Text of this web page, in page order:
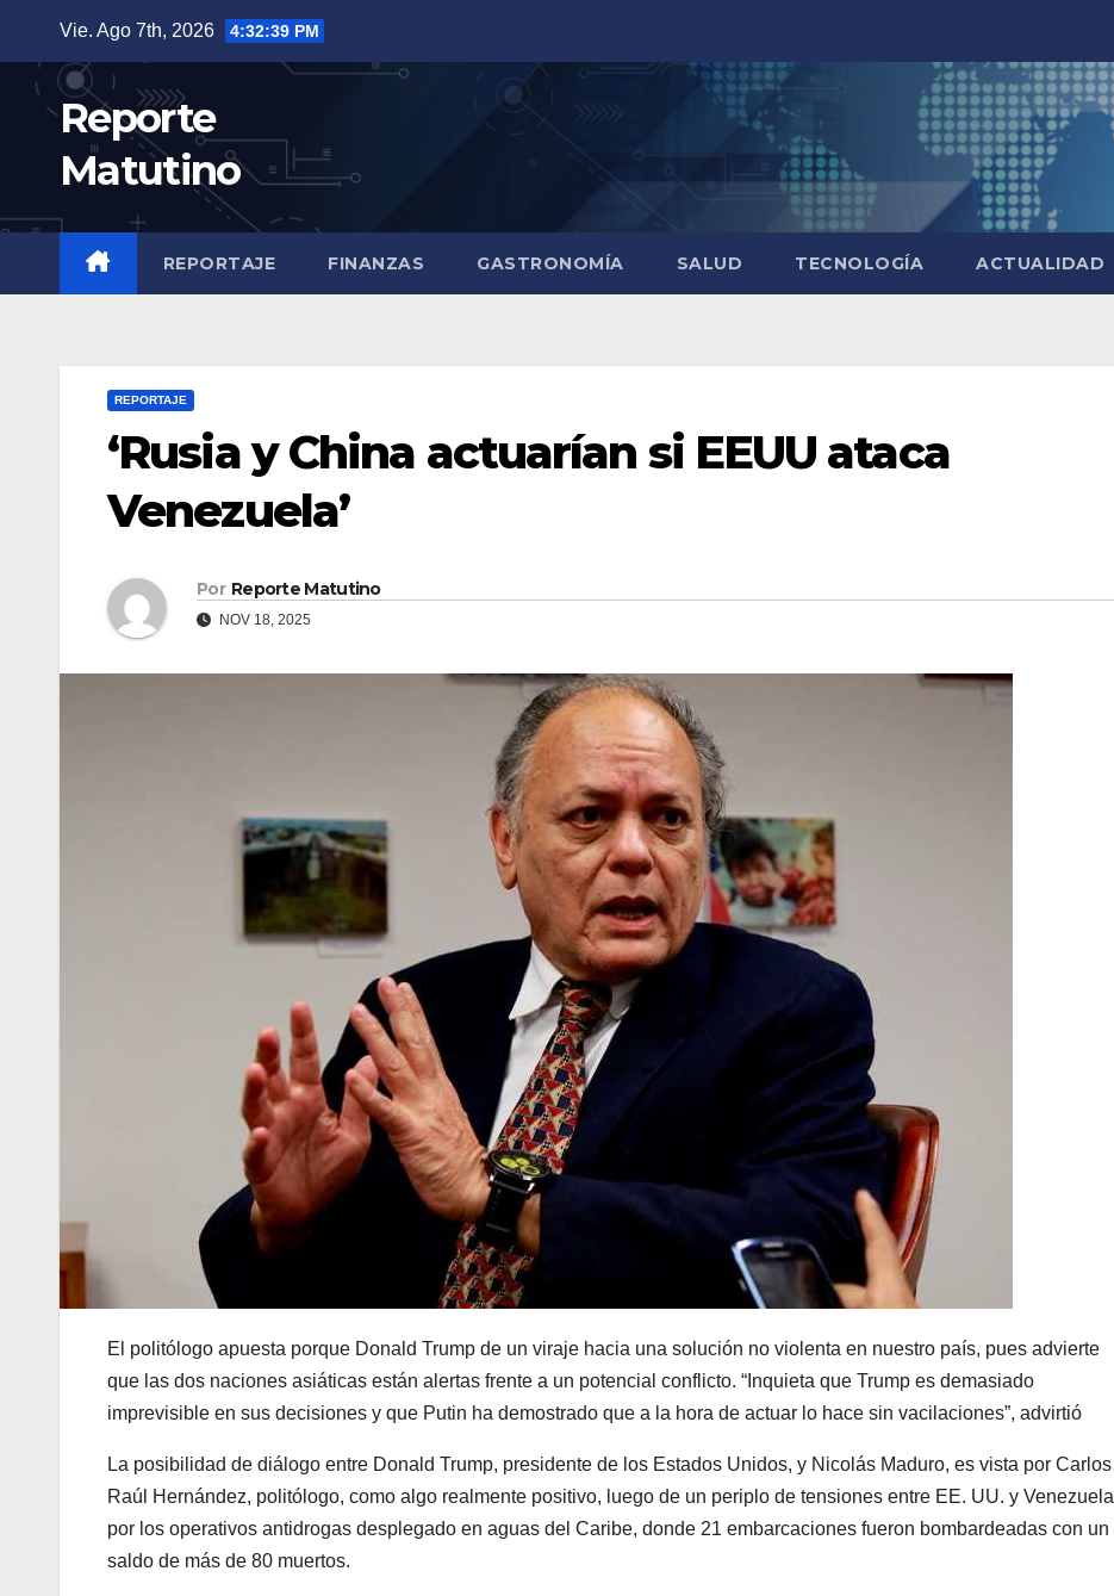
contenido
Vie. Ago 7th, 2026 4:32:41 PM
Reporte
Matutino
REPORTAJE FINANZAS GASTRONOMÍA SALUD TECNOLOGÍA ACTUALIDAD
REPORTAJE
‘Rusia y China actuarían si EEUU ataca
Venezuela’
Por Reporte Matutino
NOV 18, 2025
El politólogo apuesta porque Donald Trump de un viraje hacia una solución no violenta en nuestro país, pues advierte
que las dos naciones asiáticas están alertas frente a un potencial conflicto. “Inquieta que Trump es demasiado
imprevisible en sus decisiones y que Putin ha demostrado que a la hora de actuar lo hace sin vacilaciones”, advirtió
La posibilidad de diálogo entre Donald Trump, presidente de los Estados Unidos, y Nicolás Maduro, es vista por Carlos
Raúl Hernández, politólogo, como algo realmente positivo, luego de un periplo de tensiones entre EE. UU. y Venezuela
por los operativos antidrogas desplegado en aguas del Caribe, donde 21 embarcaciones fueron bombardeadas con un
saldo de más de 80 muertos.